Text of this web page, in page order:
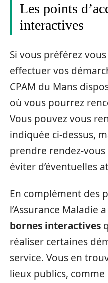
Les points
interactives
Si vous préférez
effectuer vos
CPAM du Mans
où vous pourrez
Vous pouvez vous
indiquée ci-dessus,
prendre rendez-
éviter d’éventuelles
En complément des
l’Assurance Maladie
bornes interactives
réaliser certaines
service. Vous en
lieux publics,